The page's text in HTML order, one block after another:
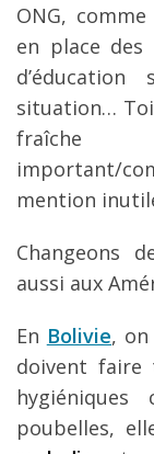
ONG, comme
en place des
situation…
important/
mention
Changeons
aussi aux
En Bolivie, on
doivent faire
poubelles,